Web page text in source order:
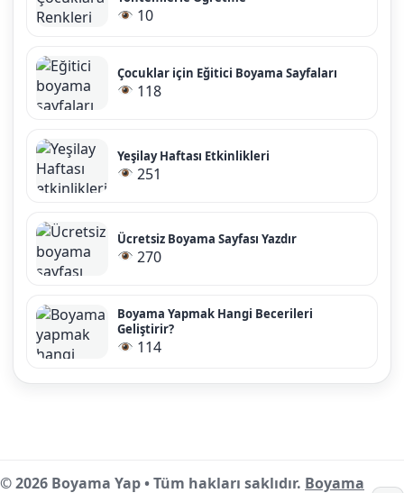
10
Çocuklar için Eğitici Boyama Sayfaları
118
Yeşilay Haftası Etkinlikleri
251
Ücretsiz Boyama Sayfası Yazdır
270
Boyama Yapmak Hangi Becerileri
Geliştirir?
114
© 2026 Boyama Yap • Tüm hakları saklıdır. Boyama